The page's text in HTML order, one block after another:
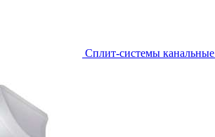
Сплит-системы канальные